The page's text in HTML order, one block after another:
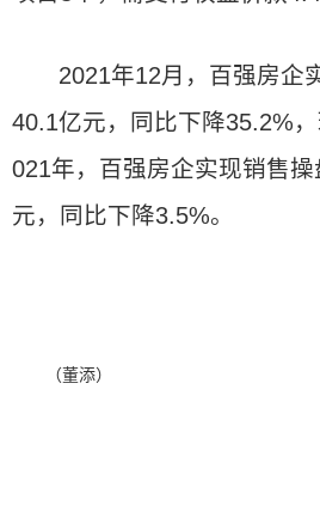
2021年12月，百强房企
40.1亿元，同比下降35.2%
021年，百强房企实现销售
元，同比下降3.5%。
（董添）